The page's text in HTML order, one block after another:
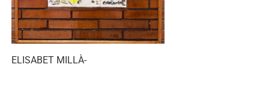
ELISABET MILLÀ-